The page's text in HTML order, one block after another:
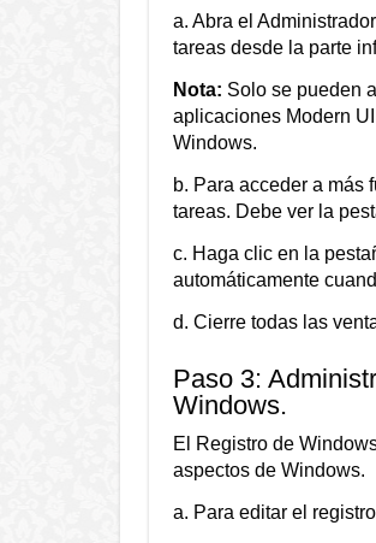
a. Abra el
tareas desde la parte
Nota: Solo se pueden
aplicaciones Modern
Windows.
b. Para acceder a más
tareas. Debe ver la
c. Haga clic en la
automáticamente
d. Cierre todas las
Paso 3:
Windows.
El Registro de
aspectos de Windows.
a. Para editar el